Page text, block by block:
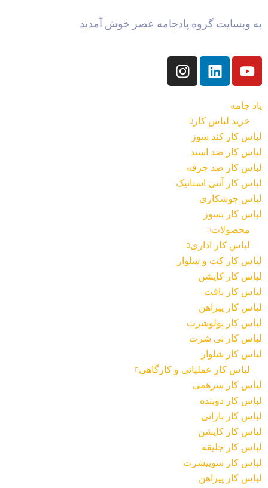
به وبسایت گروه پادجامه عصر خوش آمدید
پاد جامه
خرید لباس کار
لباس کار کند سوز
لباس کار ضد اسید
لباس کار ضد جرقه
لباس کار آنتی استاتیک
لباس جوشکاری
لباس کار نسوز
محصولات
لباس کار اداری
لباس کار کت و شلوار
لباس کار کاپشن
لباس کار بافت
لباس کار پیراهن
لباس کار پولوشرت
لباس کار تی شرت
لباس کار شلوار
لباس کار عملیاتی و کارگاهی
لباس کار سرهمی
لباس کار دوبنده
لباس کار بارانی
لباس کار کاپشن
لباس کار جلیقه
لباس کار سوییشرت
لباس کار پیراهن